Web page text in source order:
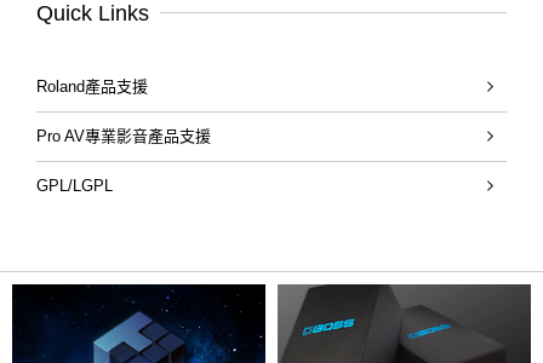
Quick Links
Roland產品支援
Pro AV專業影音產品支援
GPL/LGPL